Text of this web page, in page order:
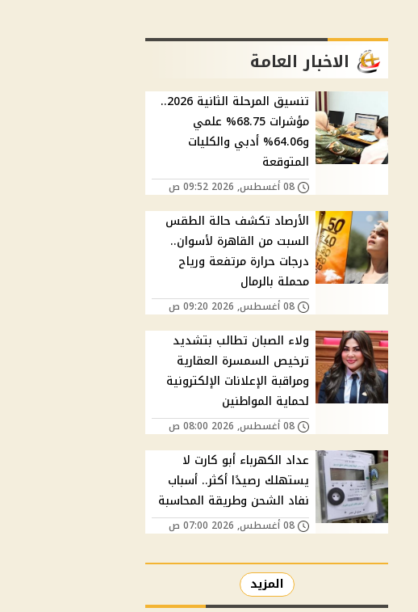
الاخبار العامة
تنسيق المرحلة الثانية 2026..
مؤشرات 68.75% علمي
و64.06% أدبي والكليات
المتوقعة
08 أغسطس, 2026 09:52 ص
الأرصاد تكشف حالة الطقس
السبت من القاهرة لأسوان..
درجات حرارة مرتفعة ورياح
محملة بالرمال
08 أغسطس, 2026 09:20 ص
ولاء الصبان تطالب بتشديد
ترخيص السمسرة العقارية
ومراقبة الإعلانات الإلكترونية
لحماية المواطنين
08 أغسطس, 2026 08:00 ص
عداد الكهرباء أبو كارت لا
يستهلك رصيدًا أكثر.. أسباب
نفاد الشحن وطريقة المحاسبة
08 أغسطس, 2026 07:00 ص
المزيد